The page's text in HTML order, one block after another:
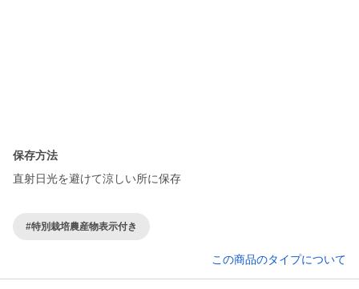
保存方法
直射日光を避けて涼しい所に保存
#特別栽培農産物表示付き
この商品のタイプについて